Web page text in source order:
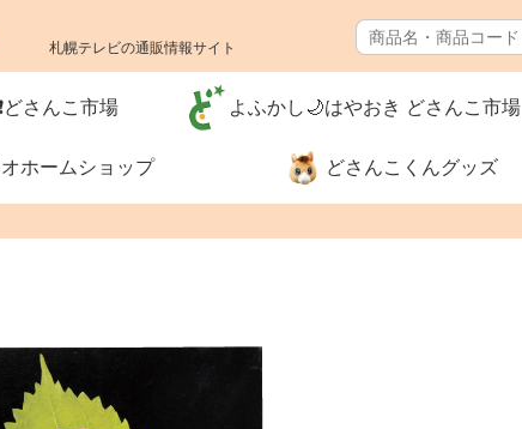
札幌テレビの通販情報サイト
どさんこ市場 よふかし🌙はやおき どさんこ市場
オホームショップ どさんこくんグッズ
特別価格❗